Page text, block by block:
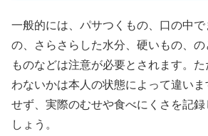
一般的には、パサつくもの、口の中
の、さらさらした水分、硬いもの、
ものなどは注意が必要とされます。
わないかは本人の状態によって違い
せず、実際のむせや食べにくさを記録
しょう。